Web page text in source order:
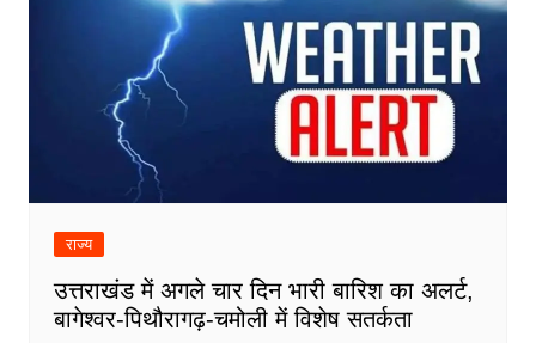
राज्य
उत्तराखंड में अगले चार दिन भारी बारिश का अलर्ट,
बागेश्वर-पिथौरागढ़-चमोली में विशेष सतर्कता